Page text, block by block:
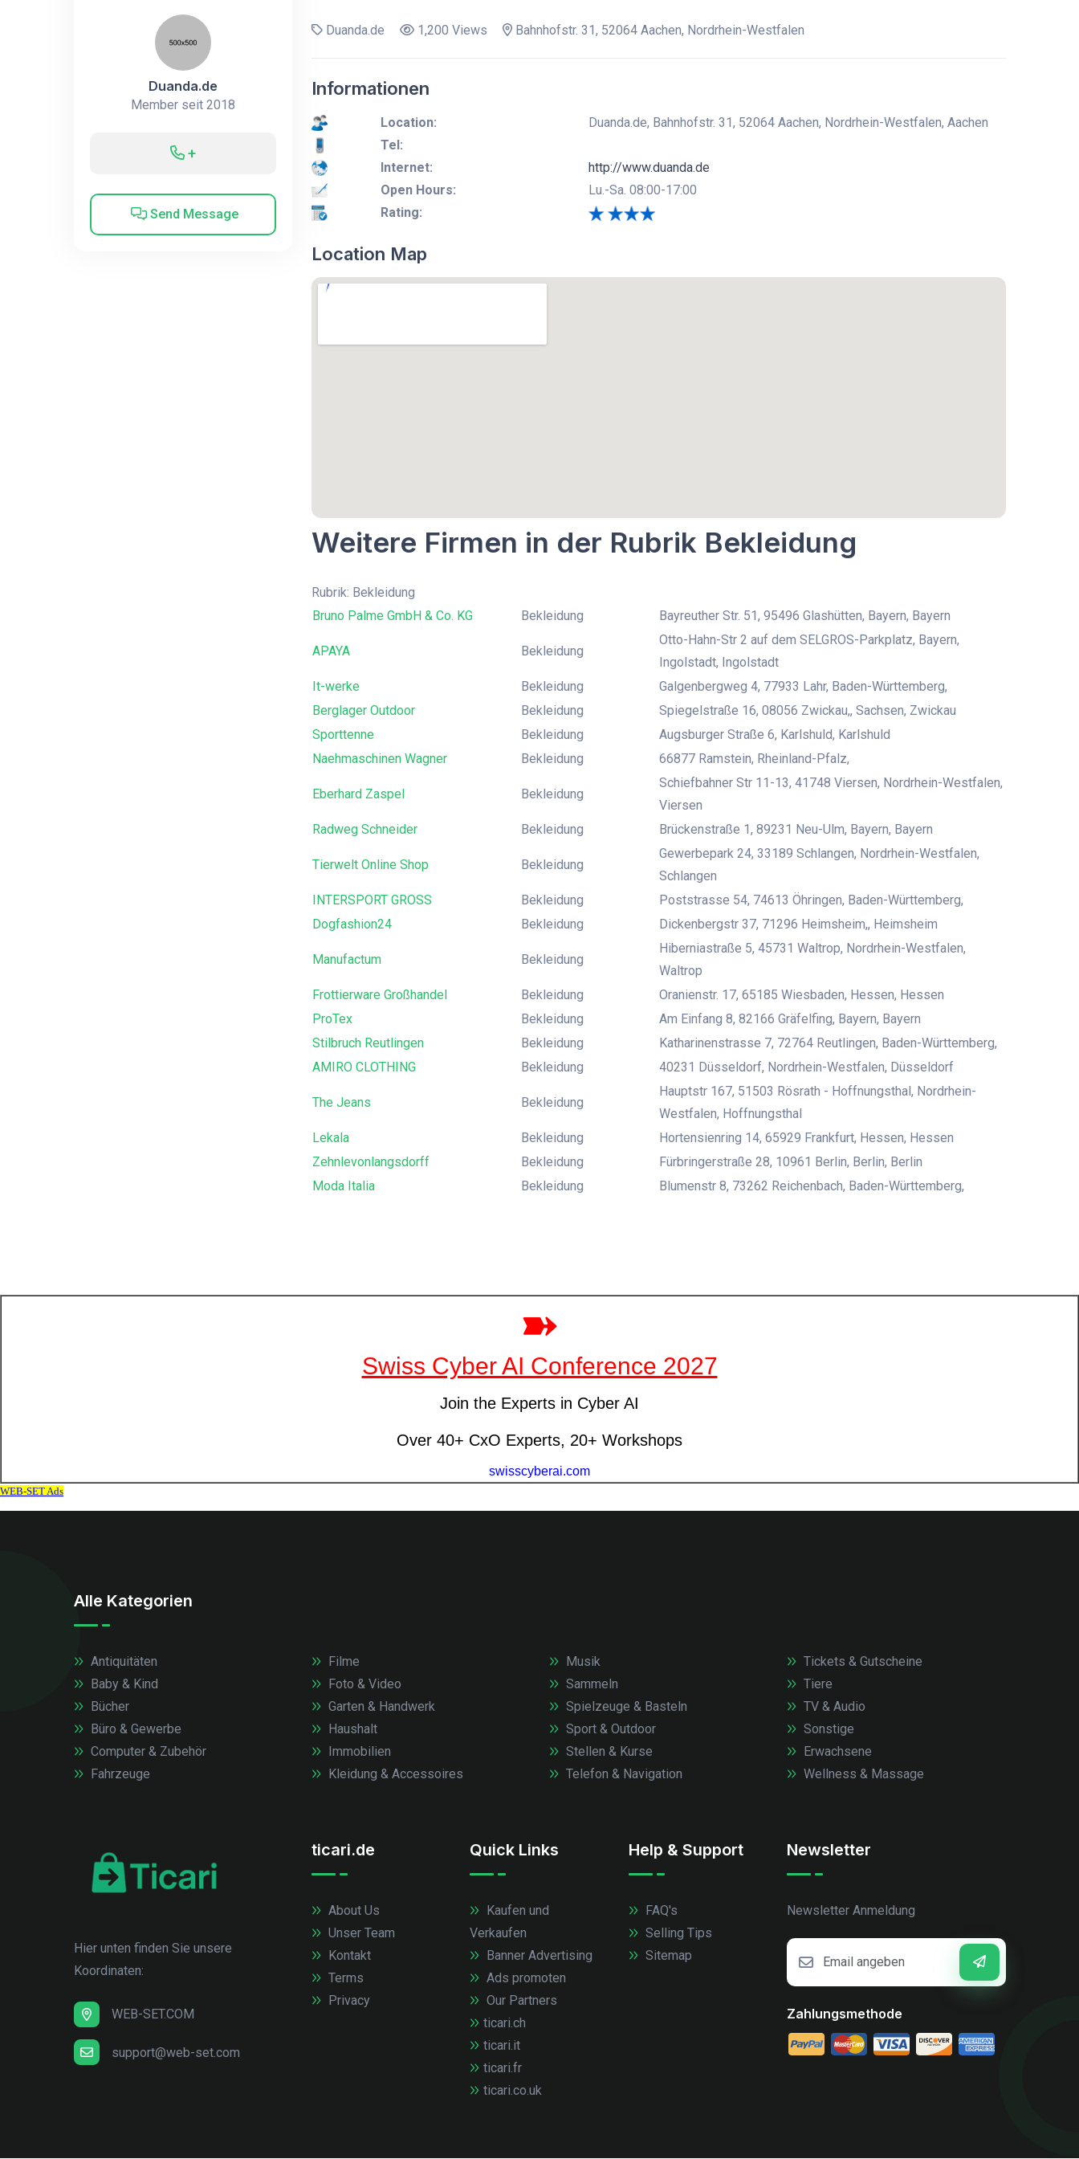
Duanda.de
Member seit 2018
+
Send Message
Duanda.de 1,200 Views Bahnhofstr. 31, 52064 Aachen, Nordrhein-Westfalen
Informationen
Location:
Duanda.de, Bahnhofstr. 31, 52064 Aachen, Nordrhein-Westfalen, Aachen
Tel:
Internet:
http://www.duanda.de
Open Hours:
Lu.-Sa. 08:00-17:00
Rating:
Location Map
Weitere Firmen in der Rubrik Bekleidung
Rubrik: Bekleidung
Bruno Palme GmbH & Co. KG
Bekleidung Bayreuther Str. 51, 95496 Glashütten, Bayern, Bayern
APAYA Bekleidung
Otto-Hahn-Str 2 auf dem SELGROS-Parkplatz, Bayern,
Ingolstadt, Ingolstadt
It-werke
Bekleidung
Galgenbergweg 4, 77933 Lahr, Baden-Württemberg,
Berglager Outdoor
Bekleidung
Spiegelstraße 16, 08056 Zwickau,, Sachsen, Zwickau
Sporttenne
Bekleidung
Augsburger Straße 6, Karlshuld, Karlshuld
Naehmaschinen Wagner
Bekleidung 66877 Ramstein, Rheinland-Pfalz,
Eberhard Zaspel Bekleidung
Schiefbahner Str 11-13, 41748 Viersen, Nordrhein-Westfalen,
Viersen
Radweg Schneider
Bekleidung Brückenstraße 1, 89231 Neu-Ulm, Bayern, Bayern
Tierwelt Online Shop Bekleidung
Gewerbepark 24, 33189 Schlangen, Nordrhein-Westfalen,
Schlangen
INTERSPORT GROSS
Bekleidung
Poststrasse 54, 74613 Öhringen, Baden-Württemberg,
Dogfashion24
Bekleidung Dickenbergstr 37, 71296 Heimsheim,, Heimsheim
Manufactum Bekleidung
Hiberniastraße 5, 45731 Waltrop, Nordrhein-Westfalen,
Waltrop
Frottierware Großhandel
Bekleidung
Oranienstr. 17, 65185 Wiesbaden, Hessen, Hessen
ProTex
Bekleidung
Am Einfang 8, 82166 Gräfelfing, Bayern, Bayern
Stilbruch Reutlingen
Bekleidung
Katharinenstrasse 7, 72764 Reutlingen, Baden-Württemberg,
AMIRO CLOTHING
Bekleidung 40231 Düsseldorf, Nordrhein-Westfalen, Düsseldorf
The Jeans Bekleidung
Hauptstr 167, 51503 Rösrath - Hoffnungsthal, Nordrhein-
Westfalen, Hoffnungsthal
Lekala
Bekleidung
Hortensienring 14, 65929 Frankfurt, Hessen, Hessen
Zehnlevonlangsdorff
Bekleidung
Fürbringerstraße 28, 10961 Berlin, Berlin, Berlin
Moda Italia
Bekleidung Blumenstr 8, 73262 Reichenbach, Baden-Württemberg,
Alle Kategorien
Antiquitäten
Baby & Kind
Bücher
Büro & Gewerbe
Computer & Zubehör
Fahrzeuge
Filme
Foto & Video
Garten & Handwerk
Haushalt
Immobilien
Kleidung & Accessoires
Musik
Sammeln
Spielzeuge & Basteln
Sport & Outdoor
Stellen & Kurse
Telefon & Navigation
Tickets & Gutscheine
Tiere
TV & Audio
Sonstige
Erwachsene
Wellness & Massage
Hier unten finden Sie unsere
Koordinaten:
WEB-SET.COM
support@web-set.com
ticari.de
About Us
Unser Team
Kontakt
Terms
Privacy
Quick Links
Kaufen und
Verkaufen
Banner Advertising
Ads promoten
Our Partners
ticari.ch
ticari.it
ticari.fr
ticari.co.uk
Help & Support
FAQ's
Selling Tips
Sitemap
Newsletter
Newsletter Anmeldung
Zahlungsmethode